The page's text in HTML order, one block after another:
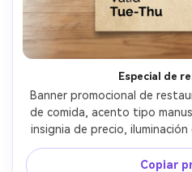
Especial de
Banner promocional de
de comida, acento tipo
insignia de precio,
tipo papel, diseño limpio
bistró moderna y acogedora,
Copiar